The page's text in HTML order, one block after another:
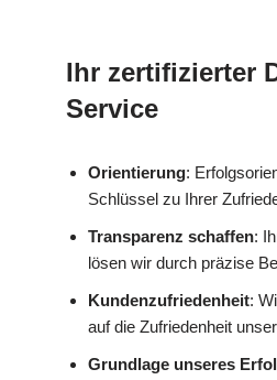
Ihr zertifizierter
Service
Orientierung:
Schlüssel zu Ihrer
Transparenz schaffen:
lösen wir durch präzise
Kundenzufriedenheit:
auf die Zufriedenheit
Grundlage unseres